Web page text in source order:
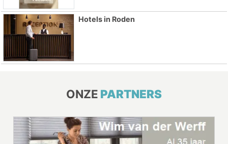
Hotels in Roden
ONZE PARTNERS